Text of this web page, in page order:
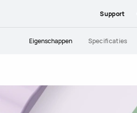
Support
Eigenschappen Specificaties